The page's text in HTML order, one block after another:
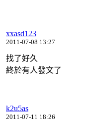
xxasd123
2011-07-08 13:27
找了好久
終於有人發文了
k2u5as
2011-07-11 18:26